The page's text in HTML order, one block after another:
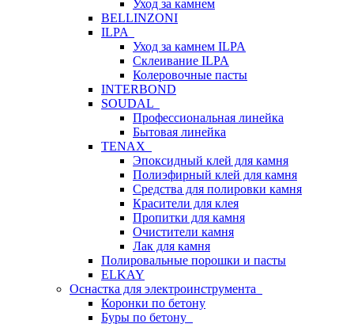
Уход за камнем
BELLINZONI
ILPA
Уход за камнем ILPA
Склеивание ILPA
Колеровочные пасты
INTERBOND
SOUDAL
Профессиональная линейка
Бытовая линейка
TENAX
Эпоксидный клей для камня
Полиэфирный клей для камня
Средства для полировки камня
Красители для клея
Пропитки для камня
Очистители камня
Лак для камня
Полировальные порошки и пасты
ELKAY
Оснастка для электроинструмента
Коронки по бетону
Буры по бетону